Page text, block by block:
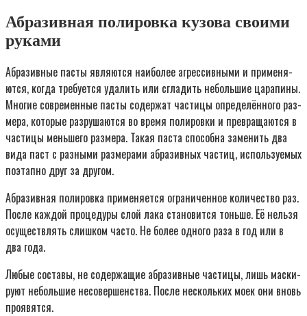
Абразивная полировка кузова своими
руками
Абра­зив­ные пас­ты явля­ют­ся наи­бо­лее агрес­сив­ны­ми и при­ме­ня­
ют­ся, когда тре­бу­ет­ся уда­лить или сгла­дить неболь­шие цара­пи­ны.
Мно­гие совре­мен­ные пас­ты содер­жат части­цы опре­де­лён­но­го раз­
ме­ра, кото­рые раз­ру­ша­ют­ся во вре­мя поли­ров­ки и пре­вра­ща­ют­ся в
части­цы мень­ше­го раз­ме­ра. Такая пас­та спо­соб­на заме­нить два
вида паст с раз­ны­ми раз­ме­ра­ми абра­зив­ных частиц, исполь­зу­е­мых
поэтап­но друг за другом.
Абра­зив­ная поли­ров­ка при­ме­ня­ет­ся огра­ни­чен­ное коли­че­ство раз.
После каж­дой про­це­ду­ры слой лака ста­но­вит­ся тонь­ше. Её нель­зя
осу­ществ­лять слиш­ком часто. Не более одно­го раза в год или в
два года.
Любые соста­вы, не содер­жа­щие абра­зив­ные части­цы, лишь мас­ки­
ру­ют неболь­шие несо­вер­шен­ства. После несколь­ких моек они вновь
проявятся.